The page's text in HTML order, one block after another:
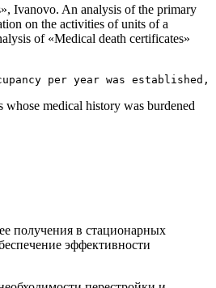
Ivanovo. An analysis of the primary
on the activities of units of a
of «Medical death certificates»
per year was
medical history was burdened
получения в стационарных
эффективности